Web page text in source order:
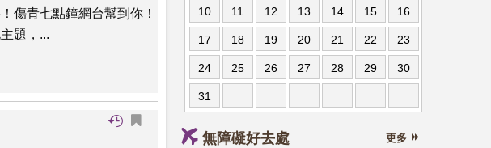
傷青七點鐘網台幫到你！
題，...
10 11 12 13 14 15 16
17 18 19 20 21 22 23
24 25 26 27 28 29 30
31
無障礙好去處 更多